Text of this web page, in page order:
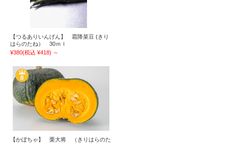
【つるありいんげん】 霜降菜豆 (きり
はらのたね） 30ｍｌ
¥380(税込 ¥418) ～
【かぼちゃ】 栗大将 （きりはらのた